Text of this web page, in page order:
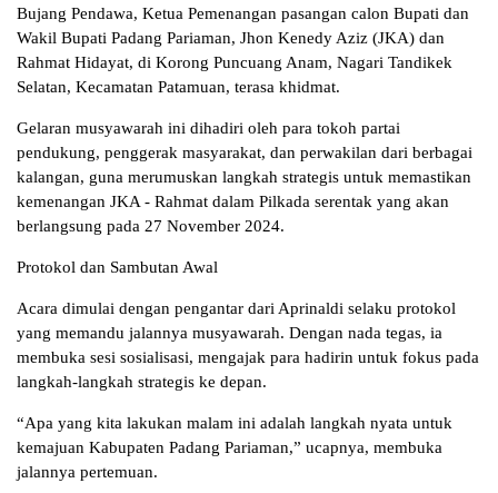
Bujang Pendawa, Ketua Pemenangan pasangan calon Bupati dan
Wakil Bupati Padang Pariaman, Jhon Kenedy Aziz (JKA) dan
Rahmat Hidayat, di Korong Puncuang Anam, Nagari Tandikek
Selatan, Kecamatan Patamuan, terasa khidmat.
Gelaran musyawarah ini dihadiri oleh para tokoh partai
pendukung, penggerak masyarakat, dan perwakilan dari berbagai
kalangan, guna merumuskan langkah strategis untuk memastikan
kemenangan JKA - Rahmat dalam Pilkada serentak yang akan
berlangsung pada 27 November 2024.
Protokol dan Sambutan Awal
Acara dimulai dengan pengantar dari Aprinaldi selaku protokol
yang memandu jalannya musyawarah. Dengan nada tegas, ia
membuka sesi sosialisasi, mengajak para hadirin untuk fokus pada
langkah-langkah strategis ke depan.
“Apa yang kita lakukan malam ini adalah langkah nyata untuk
kemajuan Kabupaten Padang Pariaman,” ucapnya, membuka
jalannya pertemuan.